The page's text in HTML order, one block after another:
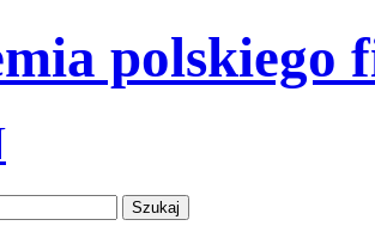
polskiego